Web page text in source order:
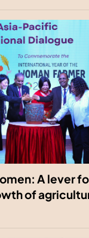
A lever
of